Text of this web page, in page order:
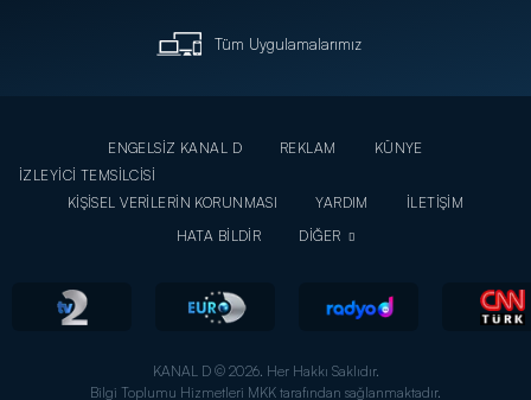
Tüm Uygulamalarımız
ENGELSİZ KANAL D REKLAM
KÜNYE
İZLEYİCİ TEMSİLCİSİ
KİŞİSEL VERİLERİN KORUNMASI
YARDIM
İLETİŞİM
HATA BİLDİR
DİĞER
KANAL D © 2026. Her Hakkı Saklıdır.
Bilgi Toplumu Hizmetleri MKK tarafından sağlanmaktadır.